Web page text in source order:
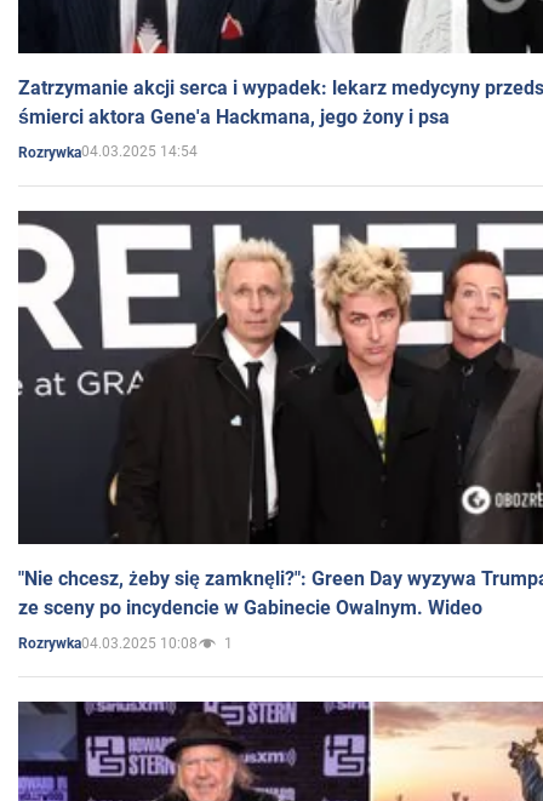
Zatrzymanie akcji serca i wypadek: lekarz medycyny
śmierci aktora Gene'a Hackmana, jego żony i psa
Rozrywka04.03.2025 14:54
"Nie chcesz, żeby się zamknęli?": Green Day wyzywa
ze sceny po incydencie w Gabinecie Owalnym. Wideo
Rozrywka04.03.2025 10:08 1